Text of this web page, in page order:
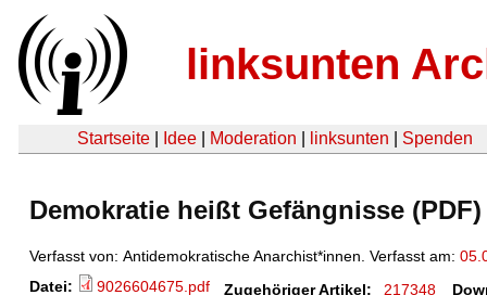
linksunten
Startseite Idee Moderation linksunten Spenden
Demokratie heißt Gefängnisse (PDF)
Verfasst von: Antidemokratische Anarchist*innen. Verfasst am:
Datei:
9026604675.pdf Zugehöriger Artikel: 217348